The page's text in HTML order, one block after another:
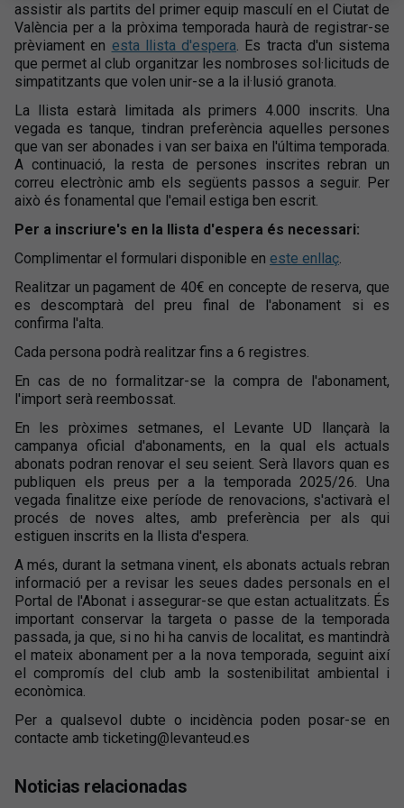
assistir als partits del primer equip masculí en el Ciutat de
València per a la pròxima temporada haurà de registrar-se
prèviament en esta llista d'espera. Es tracta d'un sistema
que permet al club organitzar les nombroses sol·licituds de
simpatitzants que volen unir-se a la il·lusió granota.
La llista estarà limitada als primers 4.000 inscrits. Una
vegada es tanque, tindran preferència aquelles persones
que van ser abonades i van ser baixa en l'última temporada.
A continuació, la resta de persones inscrites rebran un
correu electrònic amb els següents passos a seguir. Per
això és fonamental que l'email estiga ben escrit.
Per a inscriure's en la llista d'espera és necessari:
Complimentar el formulari disponible en este enllaç.
Realitzar un pagament de 40€ en concepte de reserva, que
es descomptarà del preu final de l'abonament si es
confirma l'alta.
Cada persona podrà realitzar fins a 6 registres.
En cas de no formalitzar-se la compra de l'abonament,
l'import serà reembossat.
En les pròximes setmanes, el Levante UD llançarà la
campanya oficial d'abonaments, en la qual els actuals
abonats podran renovar el seu seient. Serà llavors quan es
publiquen els preus per a la temporada 2025/26. Una
vegada finalitze eixe període de renovacions, s'activarà el
procés de noves altes, amb preferència per als qui
estiguen inscrits en la llista d'espera.
A més, durant la setmana vinent, els abonats actuals rebran
informació per a revisar les seues dades personals en el
Portal de l'Abonat i assegurar-se que estan actualitzats. És
important conservar la targeta o passe de la temporada
passada, ja que, si no hi ha canvis de localitat, es mantindrà
el mateix abonament per a la nova temporada, seguint així
el compromís del club amb la sostenibilitat ambiental i
econòmica.
Per a qualsevol dubte o incidència poden posar-se en
contacte amb ticketing@levanteud.es
Noticias relacionadas